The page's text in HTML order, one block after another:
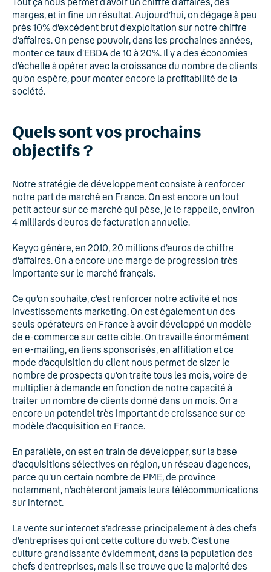
marges, et in fine un résultat. Aujourd’hui, on dégage à peu
près 10% d’excédent brut d’exploitation sur notre chiffre
d’affaires. On pense pouvoir, dans les prochaines années,
monter ce taux d’EBDA de 10 à 20%. Il y a des économies
d’échelle à opérer avec la croissance du nombre de clients
qu’on espère, pour monter encore la profitabilité de la
société.
Quels sont vos prochains
objectifs ?
Notre stratégie de développement consiste à renforcer
notre part de marché en France. On est encore un tout
petit acteur sur ce marché qui pèse, je le rappelle, environ
4 milliards d’euros de facturation annuelle.
Keyyo génère, en 2010, 20 millions d’euros de chiffre
d’affaires. On a encore une marge de progression très
importante sur le marché français.
Ce qu’on souhaite, c’est renforcer notre activité et nos
investissements marketing. On est également un des
seuls opérateurs en France à avoir développé un modèle
de e-commerce sur cette cible. On travaille énormément
en e-mailing, en liens sponsorisés, en affiliation et ce
mode d’acquisition du client nous permet de sizer le
nombre de prospects qu’on traite tous les mois, voire de
multiplier à demande en fonction de notre capacité à
traiter un nombre de clients donné dans un mois. On a
encore un potentiel très important de croissance sur ce
modèle d’acquisition en France.
En parallèle, on est en train de développer, sur la base
d’acquisitions sélectives en région, un réseau d’agences,
parce qu'un certain nombre de PME, de province
notamment, n’achèteront jamais leurs télécommunications
sur internet.
La vente sur internet s’adresse principalement à des chefs
d’entreprises qui ont cette culture du web. C’est une
culture grandissante évidemment, dans la population des
chefs d’entreprises, mais il se trouve que la majorité des